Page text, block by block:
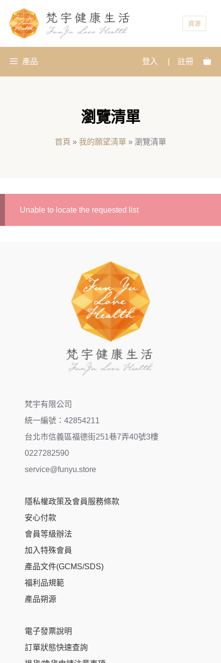
資源
產品 登入 註冊
瀏覽清單
首頁 » 我的願望清單 » 瀏覽清單
Unable to locate the requested list
梵宇有限公司
統一編號：42854211
台北市信義區福德街251巷7弄40號3樓
0227282590
service@funyu.store
隱私權政策及會員服務條款
安心付款
會員等級辦法
加入特殊會員
產品文件(GCMS/SDS)
福利品規範
產品朔源
電子發票說明
訂單狀態快速查詢